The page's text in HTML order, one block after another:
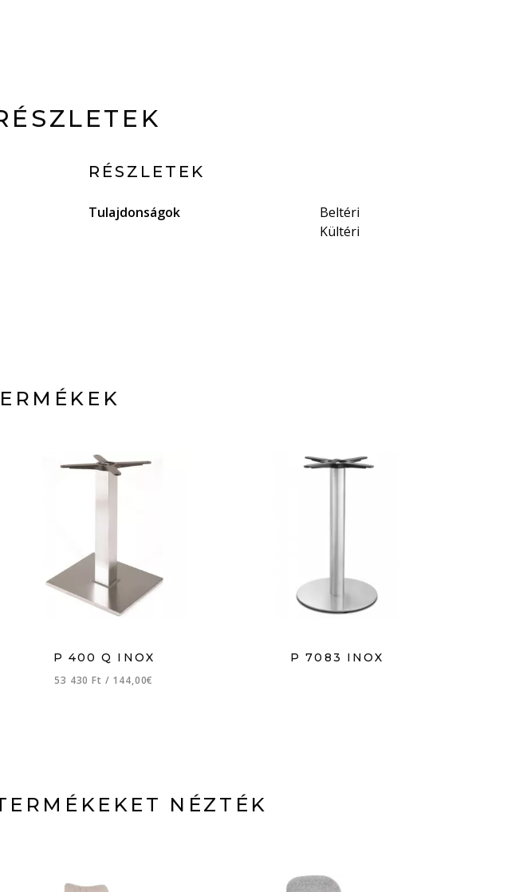
RÉSZLETEK
Tulajdonságok
Beltéri
Kültéri
P 400 Q INOX
53 430 Ft / 144,00€
P 7083 INOX
NÉZTÉK